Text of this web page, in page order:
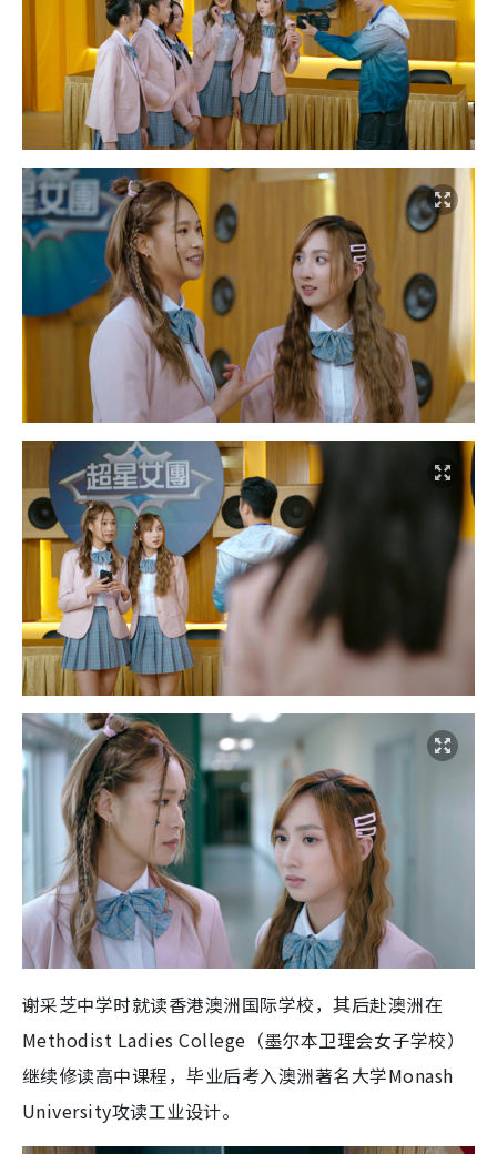
谢采芝中学时就读香港澳洲国际学校，其后赴澳洲在
Methodist Ladies College（墨尔本卫理会女子学校）
继续修读高中课程，毕业后考入澳洲著名大学Monash
University攻读工业设计。